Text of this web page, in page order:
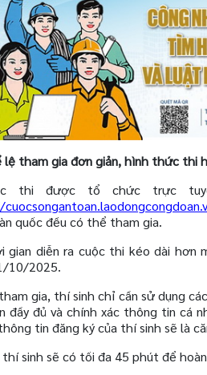
lệ tham gia đơn giản, hình thức thi
thi được tổ chức trực
quốc đều có thể tham gia.
gian diễn ra cuộc thi kéo dài
10/2025.
gia, thí sinh chỉ cần sử dụng
đầy đủ và chính xác thông tin cá
tin đăng ký của thí sinh sẽ là
thí sinh sẽ có tối đa 45 phút để